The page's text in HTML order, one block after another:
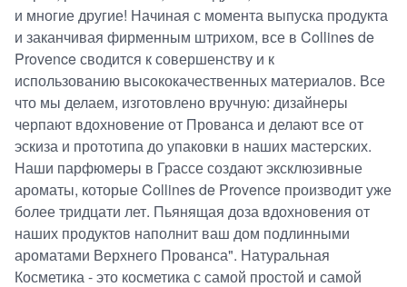
и многие другие! Начиная с момента выпуска продукта
и заканчивая фирменным штрихом, все в Collines de
Provence сводится к совершенству и к
использованию высококачественных материалов. Все
что мы делаем, изготовлено вручную: дизайнеры
черпают вдохновение от Прованса и делают все от
эскиза и прототипа до упаковки в наших мастерских.
Наши парфюмеры в Грассе создают эксклюзивные
ароматы, которые Collines de Provence производит уже
более тридцати лет. Пьянящая доза вдохновения от
наших продуктов наполнит ваш дом подлинными
ароматами Верхнего Прованса". Натуральная
Косметика - это косметика с самой простой и самой